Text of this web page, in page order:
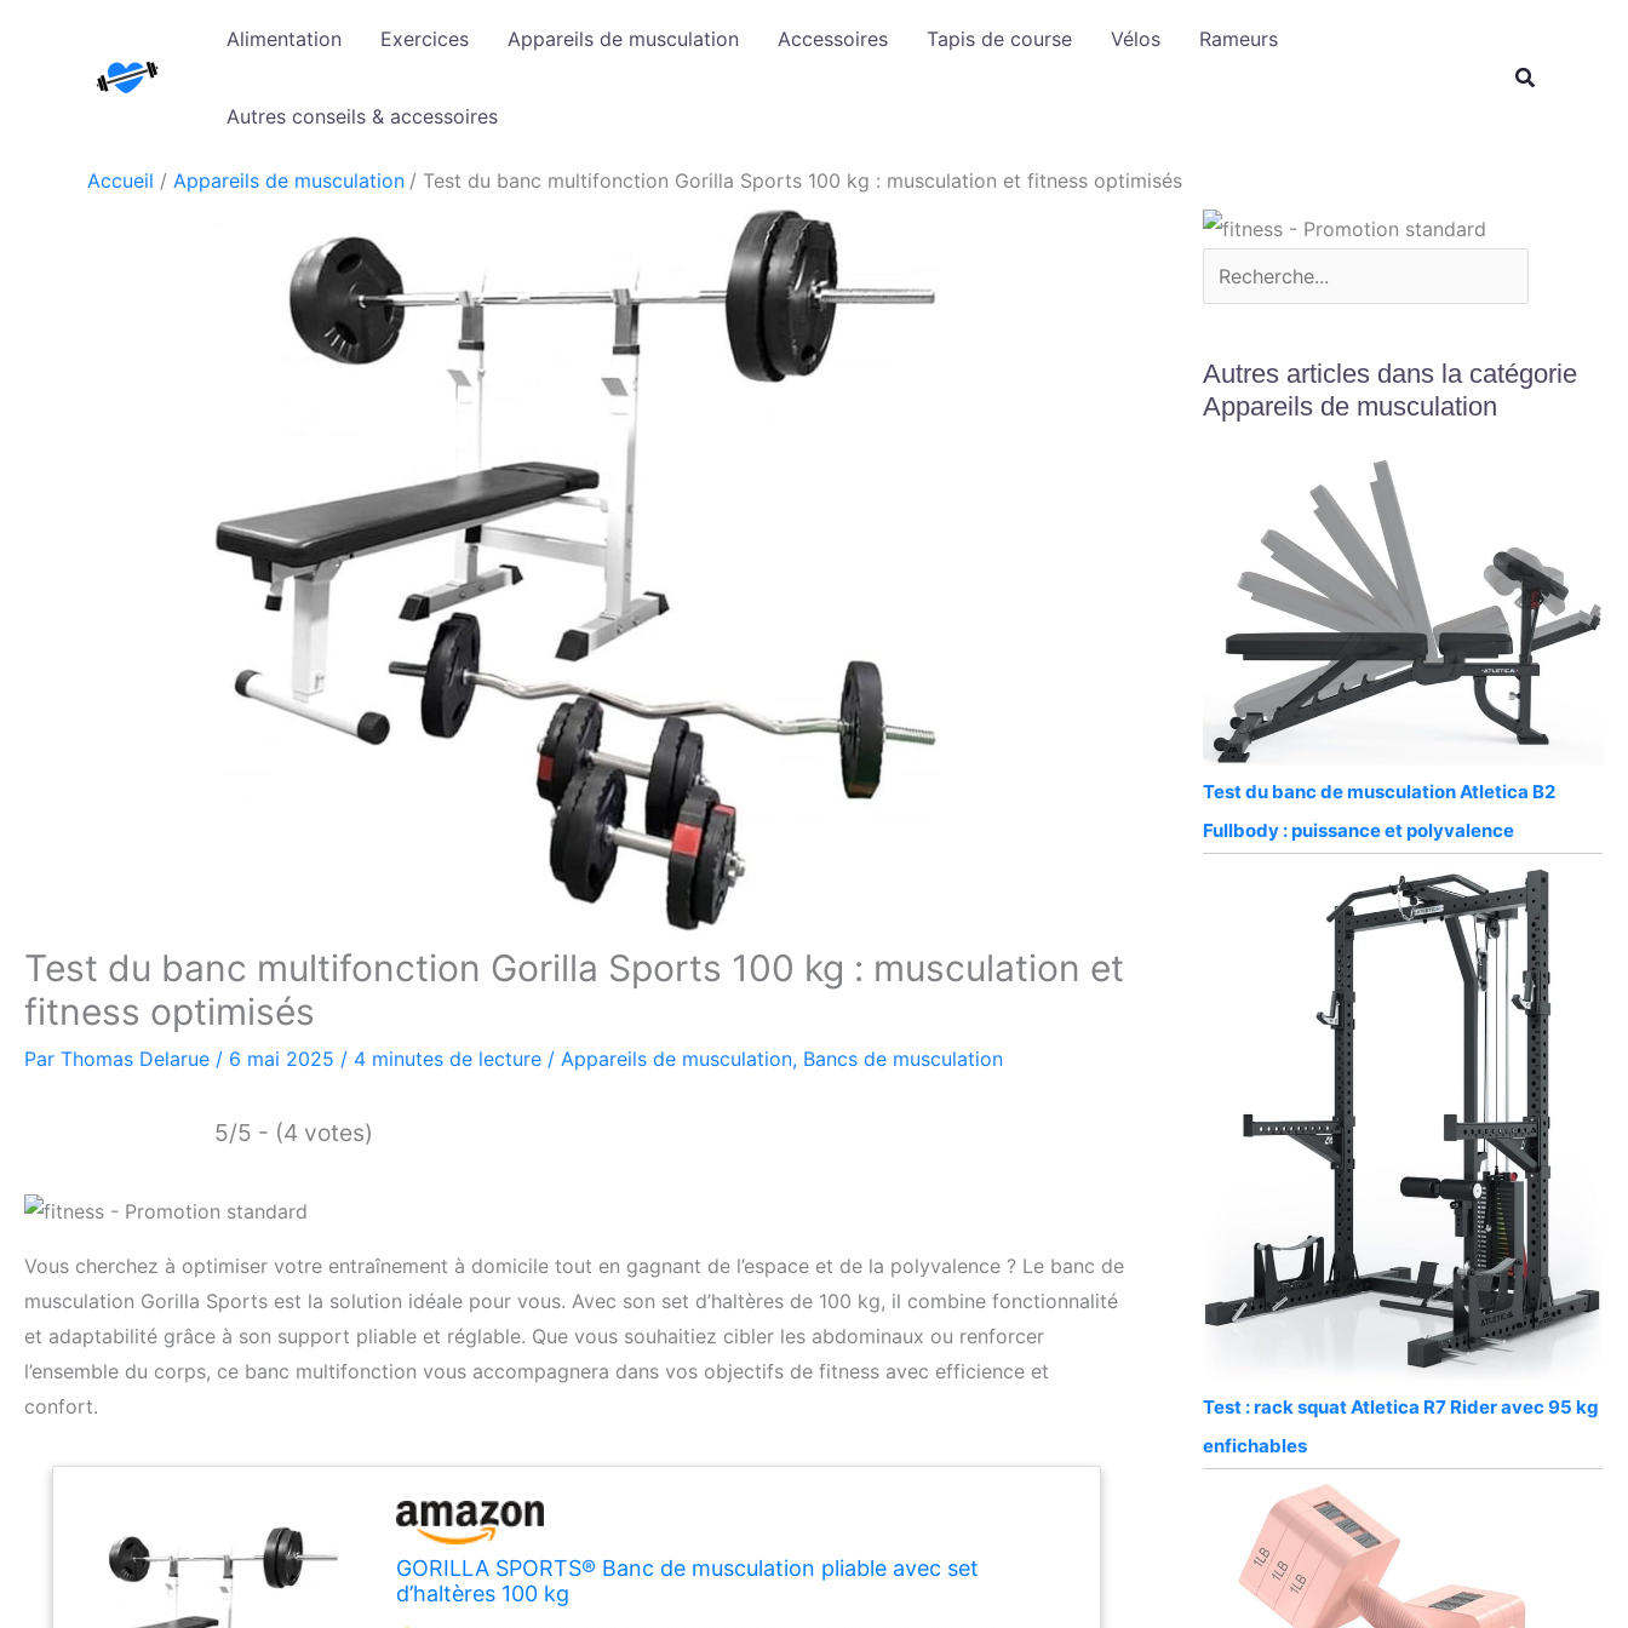
Alimentation Exercices Appareils de musculation Accessoires Tapis de course Vélos Rameurs
Autres conseils & accessoires
Accueil Appareils de musculation Test du banc multifonction Gorilla Sports 100 kg : musculation et fitness optimisés
Test du banc multifonction Gorilla Sports 100 kg : musculation et
fitness optimisés
Par Thomas Delarue / 6 mai 2025 / 4 minutes de lecture / Appareils de musculation, Bancs de musculation
5/5 - (4 votes)
Vous cherchez à optimiser votre entraînement à domicile tout en gagnant de l’espace et de la polyvalence ? Le banc de
musculation Gorilla Sports est la solution idéale pour vous. Avec son set d’haltères de 100 kg, il combine fonctionnalité
et adaptabilité grâce à son support pliable et réglable. Que vous souhaitiez cibler les abdominaux ou renforcer
l’ensemble du corps, ce banc multifonction vous accompagnera dans vos objectifs de fitness avec efficience et
confort.
GORILLA SPORTS® Banc de musculation pliable avec set
d’haltères 100 kg
r
c
r
Autres articles dans la catégorie
Appareils de musculation
Test du banc de musculation Atletica B2
Fullbody : puissance et polyvalence
Test : rack squat Atletica R7 Rider avec 95 kg
enfichables